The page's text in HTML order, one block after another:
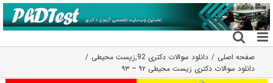
رفتن
به
محتوا
صفحه اصلی دانلود سوالات دکتری 92 ,زیست محیطی
دانلود سوالات دکتری زیست محیطی ۹۲ – ۹۳